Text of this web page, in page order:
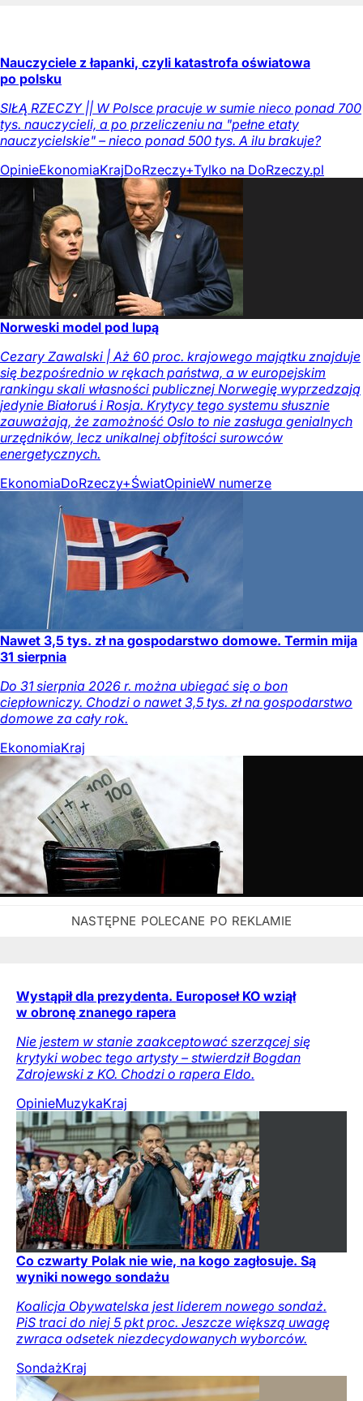
Nauczyciele z łapanki, czyli katastrofa oświatowa
po polsku
SIŁĄ RZECZY || W Polsce pracuje w sumie nieco ponad 700
tys. nauczycieli, a po przeliczeniu na "pełne etaty
nauczycielskie" – nieco ponad 500 tys. A ilu brakuje?
OpinieEkonomiaKrajDoRzeczy+Tylko na DoRzeczy.pl
Norweski model pod lupą
Cezary Zawalski | Aż 60 proc. krajowego majątku znajduje
się bezpośrednio w rękach państwa, a w europejskim
rankingu skali własności publicznej Norwegię wyprzedzają
jedynie Białoruś i Rosja. Krytycy tego systemu słusznie
zauważają, że zamożność Oslo to nie zasługa genialnych
urzędników, lecz unikalnej obfitości surowców
energetycznych.
EkonomiaDoRzeczy+ŚwiatOpinieW numerze
Nawet 3,5 tys. zł na gospodarstwo domowe. Termin mija
31 sierpnia
Do 31 sierpnia 2026 r. można ubiegać się o bon
ciepłowniczy. Chodzi o nawet 3,5 tys. zł na gospodarstwo
domowe za cały rok.
EkonomiaKraj
Wystąpił dla prezydenta. Europoseł KO wziął
w obronę znanego rapera
Nie jestem w stanie zaakceptować szerzącej się
krytyki wobec tego artysty – stwierdził Bogdan
Zdrojewski z KO. Chodzi o rapera Eldo.
OpinieMuzykaKraj
Co czwarty Polak nie wie, na kogo zagłosuje. Są
wyniki nowego sondażu
Koalicja Obywatelska jest liderem nowego sondaż.
PiS traci do niej 5 pkt proc. Jeszcze większą uwagę
zwraca odsetek niezdecydowanych wyborców.
SondażKraj